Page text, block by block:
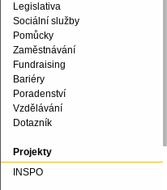
Legislativa
Sociální služby
Pomůcky
Zaměstnávání
Fundraising
Bariéry
Poradenství
Vzdělávání
Dotazník
Projekty
INSPO